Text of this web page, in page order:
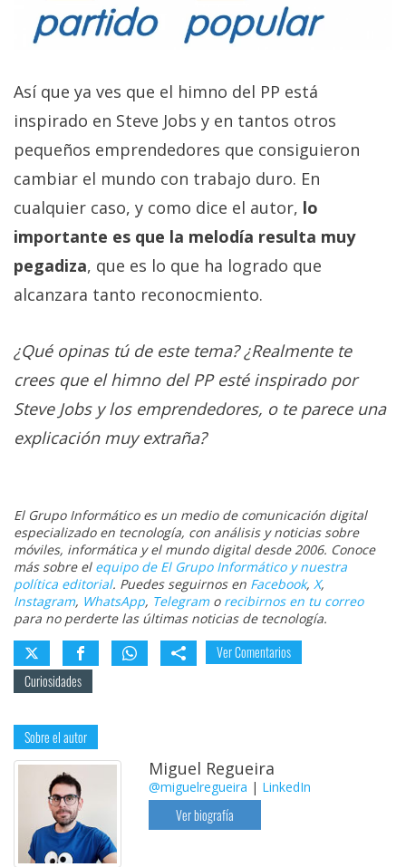
Así que ya ves que el himno del PP está
inspirado en Steve Jobs y en tantos otros
pequeños emprendedores que consiguieron
cambiar el mundo con trabajo duro. En
cualquier caso, y como dice el autor, lo
importante es que la melodía resulta muy
pegadiza, que es lo que ha logrado que
alcanzara tanto reconocmiento.
¿Qué opinas tú de este tema? ¿Realmente te
crees que el himno del PP esté inspirado por
Steve Jobs y los emprendedores, o te parece una
explicación muy extraña?
El Grupo Informático es un medio de comunicación digital
especializado en tecnología, con análisis y noticias sobre
móviles, informática y el mundo digital desde 2006. Conoce
más sobre el equipo de El Grupo Informático y nuestra
política editorial. Puedes seguirnos en Facebook, X,
Instagram, WhatsApp, Telegramo recibirnos en tu correo
para no perderte las últimas noticias de tecnología.
Ver Comentarios
Curiosidades
Sobre el autor
Miguel Regueira
@miguelregueira | LinkedIn
Ver biografía